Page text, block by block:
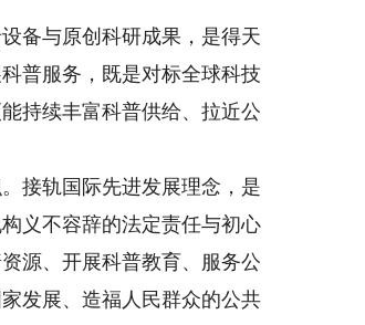
备与原创科研成果，是得天
普服务，既是对标全球科技
持续丰富科普供给、拉近公
接轨国际先进发展理念，是
义不容辞的法定责任与初心
源、开展科普教育、服务公
发展、造福人民群众的公共